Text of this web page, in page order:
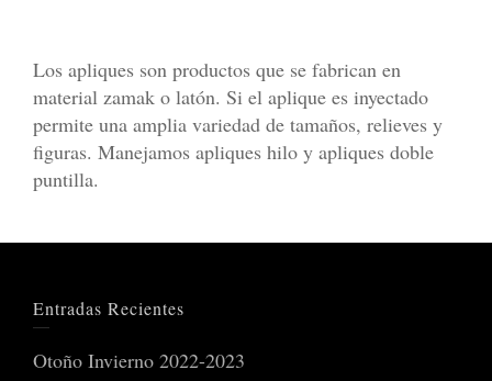
Los apliques son productos que se fabrican en
material zamak o latón. Si el aplique es inyectado
permite una amplia variedad de tamaños, relieves y
figuras. Manejamos apliques hilo y apliques doble
puntilla.
Entradas Recientes
Otoño Invierno 2022-2023